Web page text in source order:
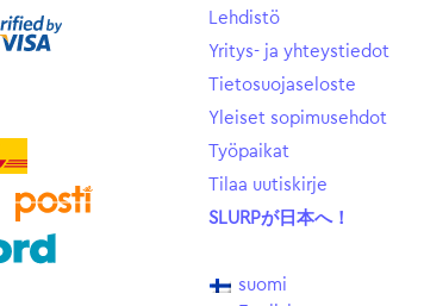
Lehdistö
Yritys- ja yhteystiedot
Tietosuojaseloste
Yleiset sopimusehdot
Työpaikat
Tilaa uutiskirje
SLURPが日本へ！
suomi